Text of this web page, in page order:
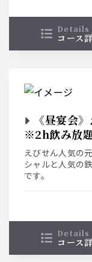
details
コース
《昼宴会
※2h飲み放
えびせん人気の
シャルと人気の
です。
details
コース